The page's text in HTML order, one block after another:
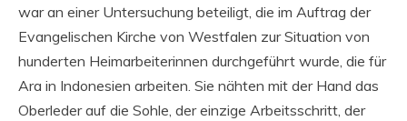
war an einer Untersuchung beteiligt, die im Auftrag der
Evangelischen Kirche von Westfalen zur Situation von
hunderten Heimarbeiterinnen durchgeführt wurde, die für
Ara in Indonesien arbeiten. Sie nähten mit der Hand das
Oberleder auf die Sohle, der einzige Arbeitsschritt, der